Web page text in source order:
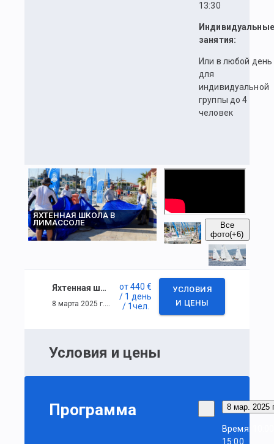
13:30
Индивидуальные
занятия:
Или в любой день
для
индивидуальной
группы до 4
человек
ЯХТЕННАЯ ШКОЛА В
ЛИМАССОЛЕ
Все
фото(+6)
Яхтенная школа в Лимассоле
8 марта 2025 г. — 8 марта 2025 г.
от440 €
/ 1 день
/ 1чел.
УСЛОВИЯ
И ЦЕНЫ
Условия и цены
Программа 8 мар. 2025
Время:
15:00